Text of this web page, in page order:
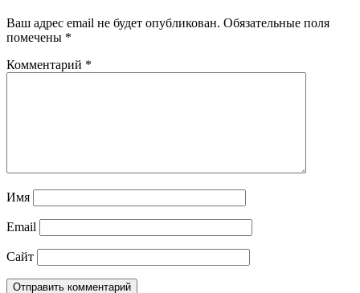
Ваш адрес email не будет опубликован. Обязательные поля
помечены *
Комментарий *
Имя
Email
Сайт